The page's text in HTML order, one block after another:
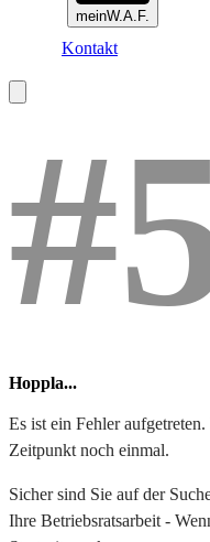
meinW.A.F.
Kontakt
Hoppla...
Es ist ein Fehler
Zeitpunkt noch einmal.
Sicher sind Sie auf der
Ihre Betriebsratsarbeit -